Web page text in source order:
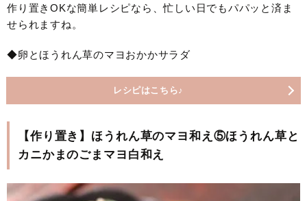
作り置きOKな簡単レシピなら、忙しい日でもパパッと済ま
せられますね。
◆卵とほうれん草のマヨおかかサラダ
レシピはこちら♪
【作り置き】ほうれん草のマヨ和え⑤ほうれん草と
カニかまのごまマヨ白和え